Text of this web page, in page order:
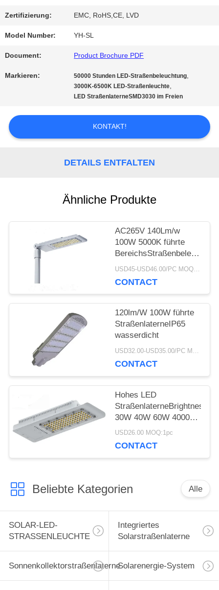
MIT
UNS
IN
VERBINDUNG
FORDERN
SITEMAP
PRIVACY
POLICY
Zertifizierung: EMC, RoHS,CE, LVD
Model Number: YH-SL
Document: Product Brochure PDF
Markieren: 50000 Stunden LED-Straßenbeleuchtung,
3000K-6500K LED-Straßenleuchte,
LED StraßenlaterneSMD3030 im Freien
KONTAKT!
DETAILS ENTFALTEN
Ähnliche Produkte
AC265V 140Lm/w
100W 5000K führte
im Freien
USD45-USD46.00/PC MOQ:1pc
CONTACT
120lm/W 100W führte
StraßenlaterneIP65
wasserdicht
USD32.00-USD35.00/PC MOQ:1pc
CONTACT
Hohes LED
StraßenlaterneBrightnes
30W 40W 60W 4000K
im Freien
USD26.00 MOQ:1pc
CONTACT
Beliebte Kategorien Alle
SOLAR-LED-
STRASSENLEUCHTE
Integriertes
Solarstraßenlaterne
SonnenkollektorstraßenlaterneSolarenergie-System